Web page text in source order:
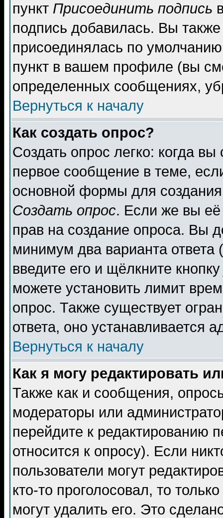
пункт Присоединить подпись
подпись добавилась. Вы
присоединялась по
пункт в вашем профиле (вы
определенных сообщениях,
Вернуться к началу
Как создать опрос?
Создать опрос легко: когда
первое сообщение в теме,
основной формы для
Создать опрос. Если же вы её
прав на создание опроса. Вы
минимум два варианта ответа
введите его и щёлкните
можете установить лимит
опрос. Также существует
ответа, оно устанавливается
Вернуться к началу
Как я могу редактировать
Также как и сообщения,
модераторы или
перейдите к редактированию
относится к опросу). Если
пользователи могут
кто-то проголосовал, то
могут удалить его. Это